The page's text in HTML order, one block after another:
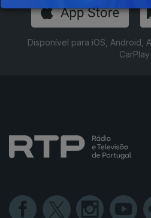
Disponível para iOS, Android,
CarPlay